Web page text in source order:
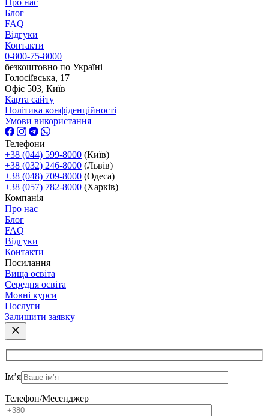
Про нас
Блог
FAQ
Відгуки
Контакти
0-800-75-8000
безкоштовно по Україні
Голосіївська, 17
Офіс 503, Київ
Карта сайту
Політика конфіденційності
Умови використання
Телефони
+38 (044) 599-8000 (Київ)
+38 (032) 246-8000 (Львів)
+38 (048) 709-8000 (Одеса)
+38 (057) 782-8000 (Харків)
Компанія
Про нас
Блог
FAQ
Відгуки
Контакти
Посилання
Вища освіта
Середня освіта
Мовні курси
Послуги
Залишити заявку
Ім’я
Телефон/Месенджер